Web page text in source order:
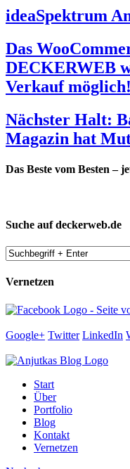
ideaSpektrum
Das
DECKERWEB
Verkauf möglich!
Nächster Halt:
Magazin hat
Das Beste vom Besten –
Suche auf deckerweb.de
Vernetzen
Google+ Twitter LinkedIn
Start
Über
Portfolio
Blog
Kontakt
Vernetzen